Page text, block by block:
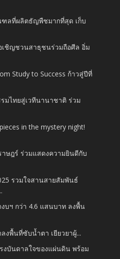
ฑลที่ผลิตธัญพืชมากที่สุด เก็บ
เชิญชวนสาธุชนร่วมถือศีล อิ่ม
Study to Success ก้าวสู่ปีที่
มไทยสู่เวทีนานาชาติ ร่วม
in the mystery night!
าษฎร์ ร่วมแสดงความยินดีกับ
รวมใจสานสายสัมพันธ์
บฯ กว่า 4.6 แสนบาท ลงพื้น
งพื้นที่ซับน้ำตา เยียวยาผู้...
งบันดาลใจของแผ่นดิน พร้อม